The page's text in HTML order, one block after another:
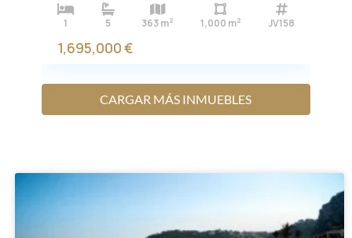
1 5 363 m2 1,000 m2 JV158
1,695,000 €
CARGAR MÁS INMUEBLES